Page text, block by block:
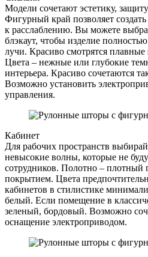
Модели сочетают эстетику,
Фигурный край позволяет
к расслаблению. Вы можете
блэкаут, чтобы изделие
лучи. Красиво смотрятся
Цвета – нежные или глубокие
интерьера. Красиво сочетаются
Возможно установить
управления.
Кабинет
Для рабочих пространств
невысокие волны, которые не
сотрудников. Полотно – плотный
покрытием. Цвета
кабинетов в стилистике
белый. Если помещение в
зеленый, бордовый. Возможно
оснащение электроприводом.